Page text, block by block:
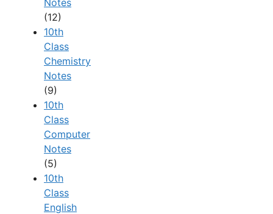
(12)
10th
Class
Chemistry
Notes
(9)
10th
Class
Computer
Notes
(5)
10th
Class
English